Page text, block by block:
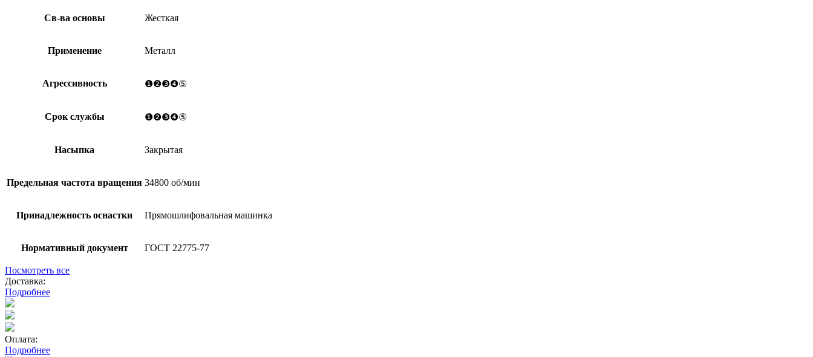
Св-ва основы Жесткая
Применение Металл
Агрессивность ❶❷❸❹⑤
Срок службы ❶❷❸❹⑤
Насыпка Закрытая
Предельная частота вращения 34800 об/мин
Принадлежность оснастки Прямошлифовальная машинка
Нормативный документ ГОСТ 22775-77
Посмотреть все
Доставка:
Подробнее
Оплата:
Подробнее